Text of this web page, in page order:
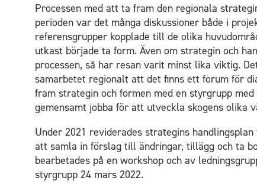
Processen med att ta fram den regionala
perioden var det många diskussioner både i
referensgrupper kopplade till de olika
utkast började ta form. Även om strategin och
processen, så har resan varit minst lika viktig.
samarbetet regionalt att det finns ett forum för
fram strategin och formen med en styrgrupp
gemensamt jobba för att utveckla skogens olika
Under 2021 reviderades strategins
att samla in förslag till ändringar, tillägg och ta
bearbetades på en workshop och av
styrgrupp 24 mars 2022.